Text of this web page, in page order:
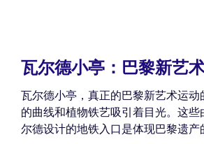
瓦尔德小亭：巴黎新艺
瓦尔德小亭，真正的巴黎新艺术运
的曲线和植物铁艺吸引着目光。这些
尔德设计的地铁入口是体现巴黎遗产